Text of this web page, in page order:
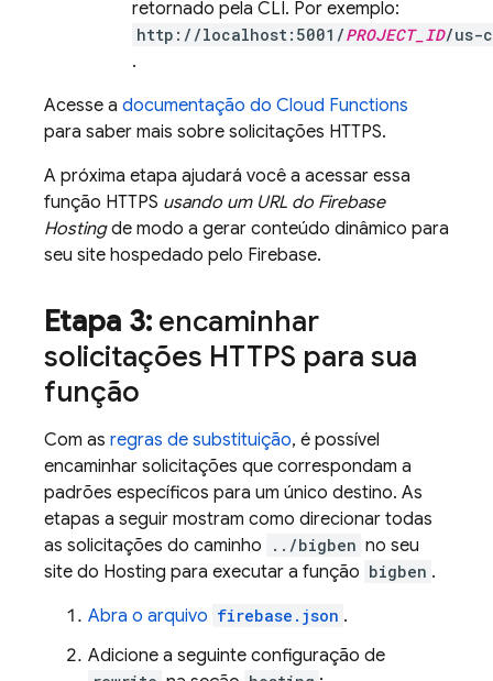
retornado pela CLI. Por exemplo:
http://localhost:5001/PROJECT_ID/us-
.
Acesse a documentação do Cloud Functions
para saber mais sobre solicitações HTTPS.
A próxima etapa ajudará você a acessar essa
função HTTPS usando um URL do Firebase
Hostingde modo a gerar conteúdo dinâmico para
seu site hospedado pelo Firebase.
Etapa 3: encaminhar
solicitações HTTPS para sua
função
Com as regras de substituição, é possível
encaminhar solicitações que correspondam a
padrões específicos para um único destino. As
etapas a seguir mostram como direcionar todas
as solicitações do caminho
../bigben no seu
site do Hosting para executar a função bigben .
Abra o arquivo firebase.json .
Adicione a seguinte configuração de